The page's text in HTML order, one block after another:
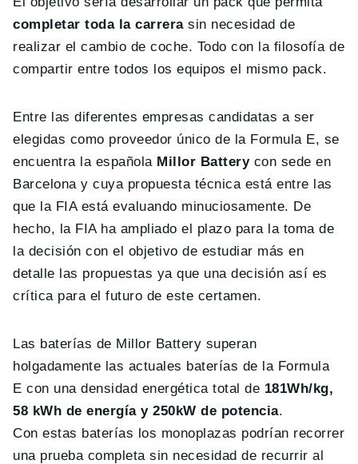
completar toda la carrerasin necesidad de
realizar el cambio de coche. Todo con la filosofía de
compartir entre todos los equipos el mismo pack.
Entre las diferentes empresas candidatas a ser
elegidas como proveedor único de la Formula E, se
encuentra la españolaMillor Batterycon sede en
Barcelona y cuya propuesta técnica está entre las
que la FIA está evaluando minuciosamente. De
hecho, la FIA ha ampliado el plazo para la toma de
la decisión con el objetivo de estudiar más en
detalle las propuestas ya que una decisión así es
crítica para el futuro de este certamen.
Las baterías de Millor Battery superan
holgadamente las actuales baterías de la Formula
E con una densidad energética total de 181Wh/kg,
58 kWh de energía y 250kW de potencia.
Con estas baterías los monoplazas podrían recorrer
una prueba completa sin necesidad de recurrir al